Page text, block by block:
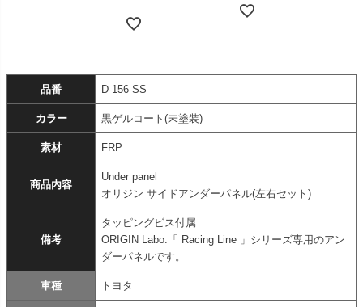
品番 D-156-SS
カラー 黒ゲルコート(未塗装)
素材 FRP
商品内容
Under panel
オリジン サイドアンダーパネル(左右セット)
備考
タッピングビス付属
ORIGIN Labo.「 Racing Line 」シリーズ専用のアン
ダーパネルです。
車種 トヨタ